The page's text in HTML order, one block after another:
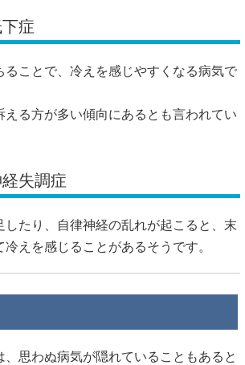
症
ることで、冷えを感じやすくなる病気で
える方が多い傾向にあるとも言われてい
失調症
したり、自律神経の乱れが起こると、末
えを感じることがあるそうです。
、思わぬ病気が隠れていることもあると